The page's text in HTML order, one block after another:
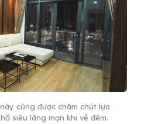
cũng được chăm chút lựa
siêu lãng mạn khi về đêm.